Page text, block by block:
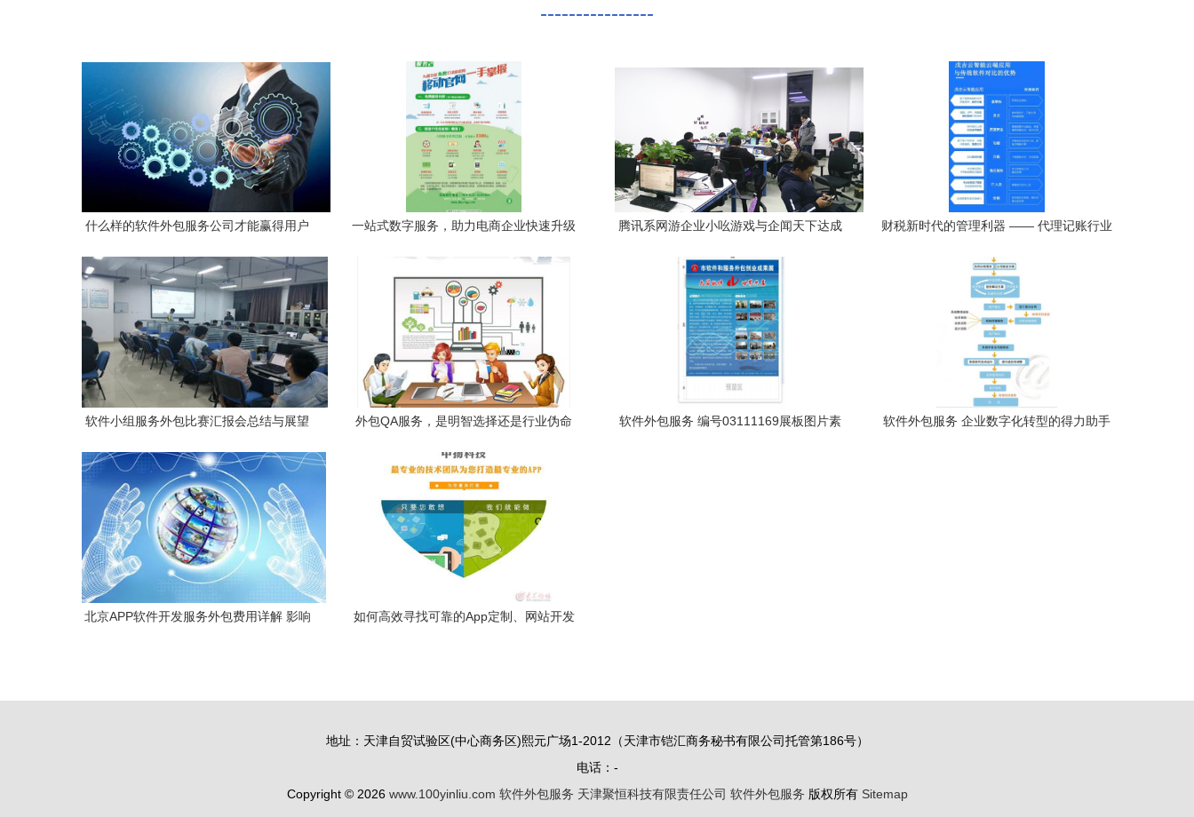
----------------
什么样的软件外包服务公司才能赢得用户
一站式数字服务，助力电商企业快速升级
腾讯系网游企业小吆游戏与企闻天下达成
财税新时代的管理利器 —— 代理记账行业
软件小组服务外包比赛汇报会总结与展望
外包QA服务，是明智选择还是行业伪命
软件外包服务 编号03111169展板图片素
软件外包服务 企业数字化转型的得力助手
北京APP软件开发服务外包费用详解 影响
如何高效寻找可靠的App定制、网站开发
地址：天津自贸试验区(中心商务区)熙元广场1-2012（天津市铠汇商务秘书有限公司托管第186号）
电话：-
Copyright © 2026 www.100yinliu.com 软件外包服务 天津聚恒科技有限责任公司 软件外包服务 版权所有 Sitemap